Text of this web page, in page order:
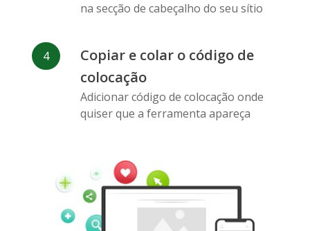
Pinterest Buffer
Evernote
Marcadores
do Google
na secção de cabeçalho do seu sítio
Copiar e colar o código de
colocação
Adicionar código de colocação onde
quiser que a ferramenta apareça